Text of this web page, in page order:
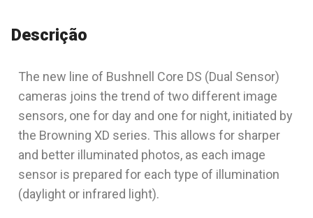
Descrição
The new line of Bushnell Core DS (Dual Sensor)
cameras joins the trend of two different image
sensors, one for day and one for night, initiated by
the Browning XD series. This allows for sharper
and better illuminated photos, as each image
sensor is prepared for each type of illumination
(daylight or infrared light).